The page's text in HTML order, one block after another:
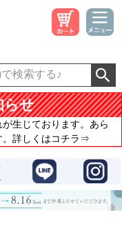
せ
生じております。あら
。詳しくはコチラ⇒